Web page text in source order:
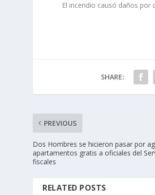
El incendio causó daños
SHARE:
PREVIOUS
Dos Hombres se hicieron pasar por
apartamentos gratis a oficiales del
fiscales
RELATED POSTS